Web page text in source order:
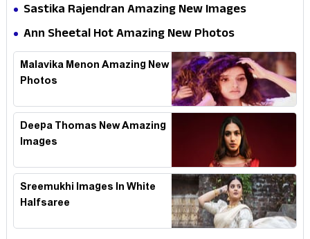
Sastika Rajendran Amazing New Images
Ann Sheetal Hot Amazing New Photos
Malavika Menon Amazing New
Photos
Deepa Thomas New Amazing
Images
Sreemukhi Images In White
Halfsaree